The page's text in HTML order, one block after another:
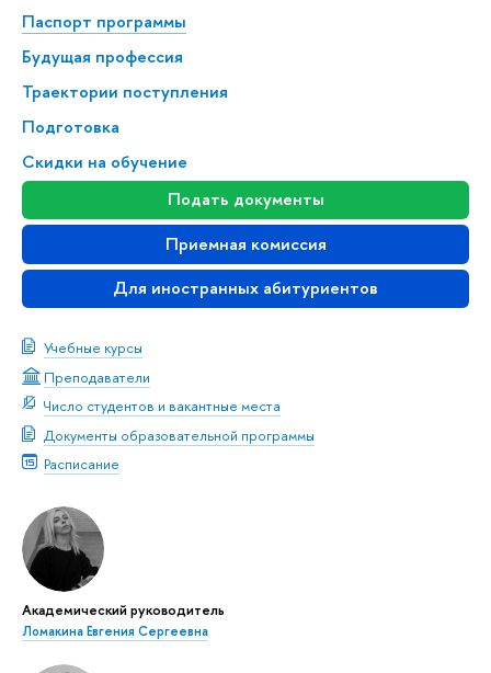
Паспорт программы
Будущая профессия
Траектории поступления
Подготовка
Скидки на обучение
Подать документы
Приемная комиссия
Для иностранных абитуриентов
Учебные курсы
Преподаватели
Число студентов и вакантные места
Документы образовательной программы
Расписание
Академический руководитель
Ломакина Евгения Сергеевна